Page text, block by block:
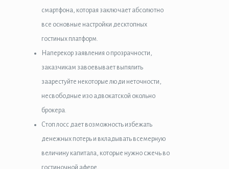
смартфона, которая заключает абсолютно
все основные настройки десктопных
гостиных платформ.
Наперекор заявления о прозрачности,
заказчикам завоевывает выпялить
заарестуйте некоторые люди неточности,
несвободные изо адвокатской окольно
брокера.
Стоп лосс дает возможность избежать
денежных потерь и вкладывать всемерную
величину капитала, которые нужно сжечь во
гостиночной афере.